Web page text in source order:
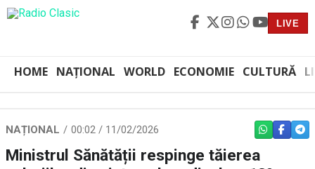
LIVE
HOME NAȚIONAL WORLD ECONOMIE CULTURĂ
NAȚIONAL 00:02 / 11/02/2026 WHATSAPP
Ministrul Sănătății respinge tăierea